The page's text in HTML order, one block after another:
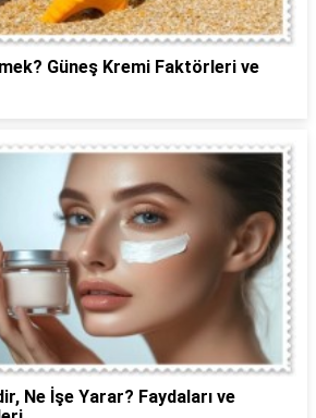
Güneş Kremi Faktörleri ve
Ne İşe Yarar? Faydaları ve